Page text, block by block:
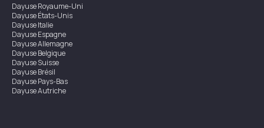
DayuseRoyaume-Uni
DayuseÉtats-Unis
DayuseItalie
DayuseEspagne
DayuseAllemagne
DayuseBelgique
DayuseSuisse
DayuseBrésil
DayusePays-Bas
DayuseAutriche